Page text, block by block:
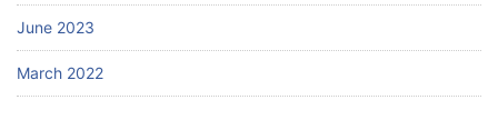
June 2023
March 2022